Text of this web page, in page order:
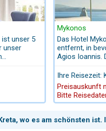
ist unser 5
unser
Mykonos
Das Hotel
entfernt, in
Agios Ioannis.
Blick auf das
Hotels der
den
Ihre
Preisauskunft
Bitte
Kreta, wo es am schönsten ist.